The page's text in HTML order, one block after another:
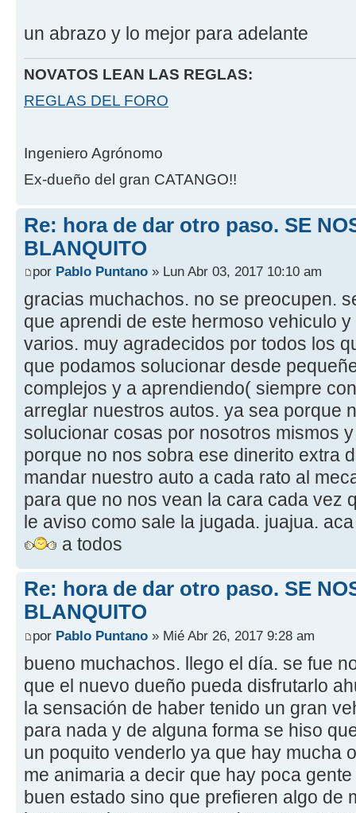
un abrazo y lo mejor para adelante
NOVATOS LEAN LAS REGLAS:
REGLAS DEL FORO
Ingeniero Agrónomo
Ex-dueño del gran CATANGO!!
Re: hora de dar otro paso. SE
BLANQUITO
por Pablo Puntano » Lun Abr 03, 2017 10:10 am
gracias muchachos. no se preocupen.
que aprendi de este hermoso vehiculo
varios. muy agradecidos por todos los
que podamos solucionar desde
complejos y a aprendiendo( siempre
arreglar nuestros autos. ya sea porque
solucionar cosas por nosotros mismos
porque no nos sobra ese dinerito extra
mandar nuestro auto a cada rato al
para que no nos vean la cara cada vez
le aviso como sale la jugada. juajua.
a todos
Re: hora de dar otro paso. SE
BLANQUITO
por Pablo Puntano » Mié Abr 26, 2017 9:28 am
bueno muchachos. llego el día. se fue
que el nuevo dueño pueda disfrutarlo
la sensación de haber tenido un gran
para nada y de alguna forma se hiso
un poquito venderlo ya que hay mucha
me animaria a decir que hay poca
buen estado sino que prefieren algo de